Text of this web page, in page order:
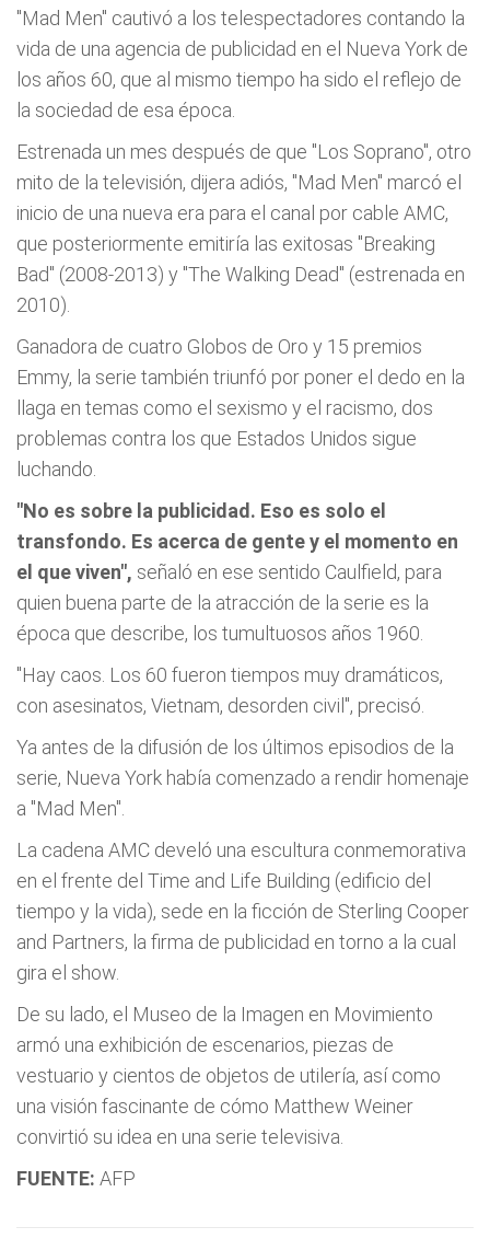
"Mad Men" cautivó a los telespectadores contando la
vida de una agencia de publicidad en el Nueva York de
los años 60, que al mismo tiempo ha sido el reflejo de
la sociedad de esa época.
Estrenada un mes después de que "Los Soprano", otro
mito de la televisión, dijera adiós, "Mad Men" marcó el
inicio de una nueva era para el canal por cable AMC,
que posteriormente emitiría las exitosas "Breaking
Bad" (2008-2013) y "The Walking Dead" (estrenada en
2010).
Ganadora de cuatro Globos de Oro y 15 premios
Emmy, la serie también triunfó por poner el dedo en la
llaga en temas como el sexismo y el racismo, dos
problemas contra los que Estados Unidos sigue
luchando.
"No es sobre la publicidad. Eso es solo el
transfondo. Es acerca de gente y el momento en
el que viven", señaló en ese sentido Caulfield, para
quien buena parte de la atracción de la serie es la
época que describe, los tumultuosos años 1960.
"Hay caos. Los 60 fueron tiempos muy dramáticos,
con asesinatos, Vietnam, desorden civil", precisó.
Ya antes de la difusión de los últimos episodios de la
serie, Nueva York había comenzado a rendir homenaje
a "Mad Men".
La cadena AMC develó una escultura conmemorativa
en el frente del Time and Life Building (edificio del
tiempo y la vida), sede en la ficción de Sterling Cooper
and Partners, la firma de publicidad en torno a la cual
gira el show.
De su lado, el Museo de la Imagen en Movimiento
armó una exhibición de escenarios, piezas de
vestuario y cientos de objetos de utilería, así como
una visión fascinante de cómo Matthew Weiner
convirtió su idea en una serie televisiva.
FUENTE: AFP